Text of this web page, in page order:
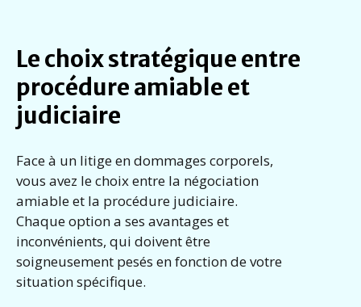
Le choix stratégique entre
procédure amiable et
judiciaire
Face à un litige en dommages corporels,
vous avez le choix entre la négociation
amiable et la procédure judiciaire.
Chaque option a ses avantages et
inconvénients, qui doivent être
soigneusement pesés en fonction de votre
situation spécifique.